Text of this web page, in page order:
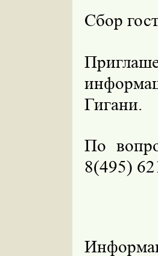
Сбор
Гигани.
По
8(495)